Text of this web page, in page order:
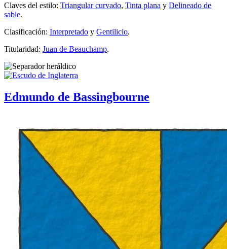
Claves del estilo: Triangular curvado, Tinta plana y Delineado de
sable.
Clasificación: Interpretado y Gentilicio.
Titularidad: Juan de Beauchamp.
Edmundo de Bassingbourne